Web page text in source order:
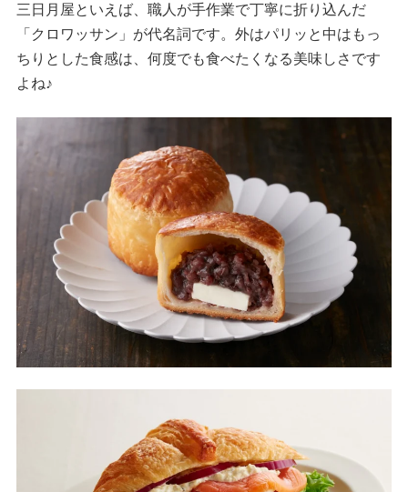
三日月屋といえば、職人が手作業で丁寧に折り込んだ
「クロワッサン」が代名詞です。外はパリッと中はもっ
ちりとした食感は、何度でも食べたくなる美味しさです
よね♪